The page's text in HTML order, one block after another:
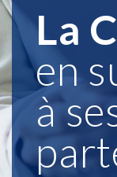
La
en
à